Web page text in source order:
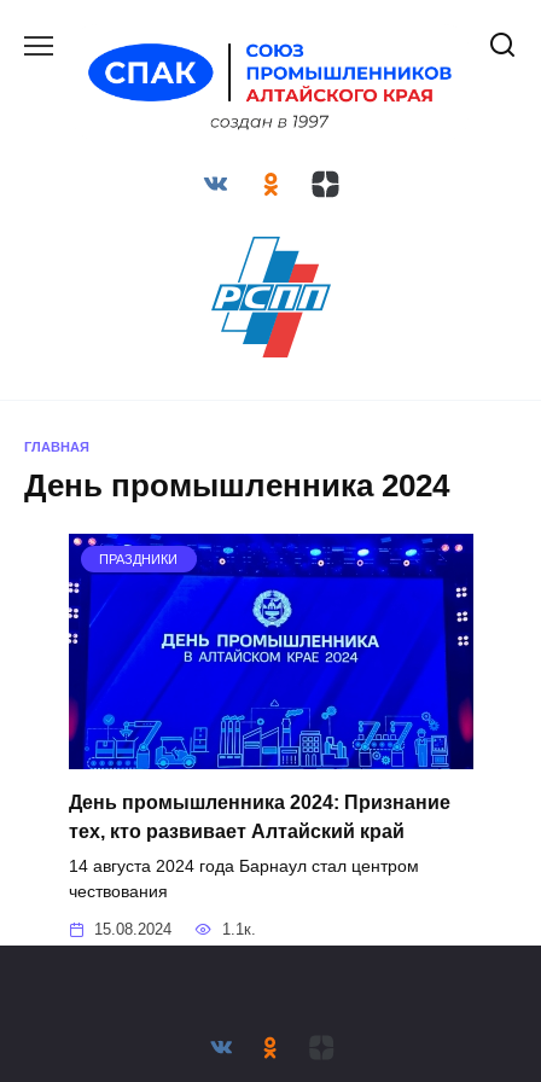
содержанию
ГЛАВНАЯ
День промышленника 2024
ПРАЗДНИКИ
День промышленника 2024: Признание
тех, кто развивает Алтайский край
14 августа 2024 года Барнаул стал центром
чествования
15.08.2024 1.1к.